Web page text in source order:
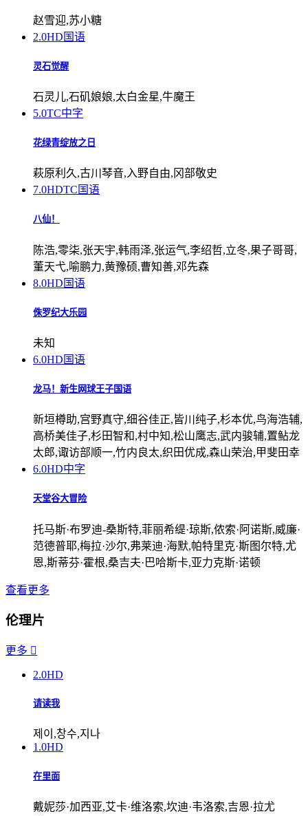
赵雪迎,苏小糖
2.0HD国语
灵石觉醒
石灵儿,石矶娘娘,太白金星,牛魔王
5.0TC中字
花绿青绽放之日
萩原利久,古川琴音,入野自由,冈部敬史
7.0HDTC国语
八仙！
陈浩,零柒,张天宇,韩雨泽,张运气,李绍哲,立冬,果子哥哥,
董天弋,喻鹏力,黄豫硕,曹知善,邓先森
8.0HD国语
侏罗纪大乐园
未知
6.0HD国语
龙马！新生网球王子国语
新垣樽助,宫野真守,细谷佳正,皆川纯子,杉本优,鸟海浩辅,
高桥美佳子,杉田智和,村中知,松山鹰志,武内骏辅,置鲇龙
太郎,诹访部顺一,竹内良太,织田优成,森山荣治,甲斐田幸
6.0HD中字
天堂谷大冒险
托马斯·布罗迪-桑斯特,菲丽希缇·琼斯,侬索·阿诺斯,威廉·
范德普耶,梅拉·沙尔,弗莱迪·海默,帕特里克·斯图尔特,尤
恩,斯蒂芬·霍根,桑吉夫·巴哈斯卡,亚力克斯·诺顿
查看更多
伦理片
更多 
2.0HD
请读我
제이,창수,지나
1.0HD
在里面
戴妮莎·加西亚,艾卡·维洛索,坎迪·韦洛索,吉恩·拉尤